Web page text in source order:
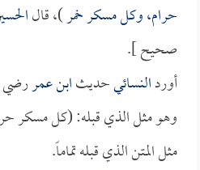
حرام، وكل مسكر خمر)، قال
صحيح ].
أوردالنسائيحديثابن عمررضي
وهو مثل الذي قبله: (كل مسكر
مثل المتن الذي قبله تماماً.